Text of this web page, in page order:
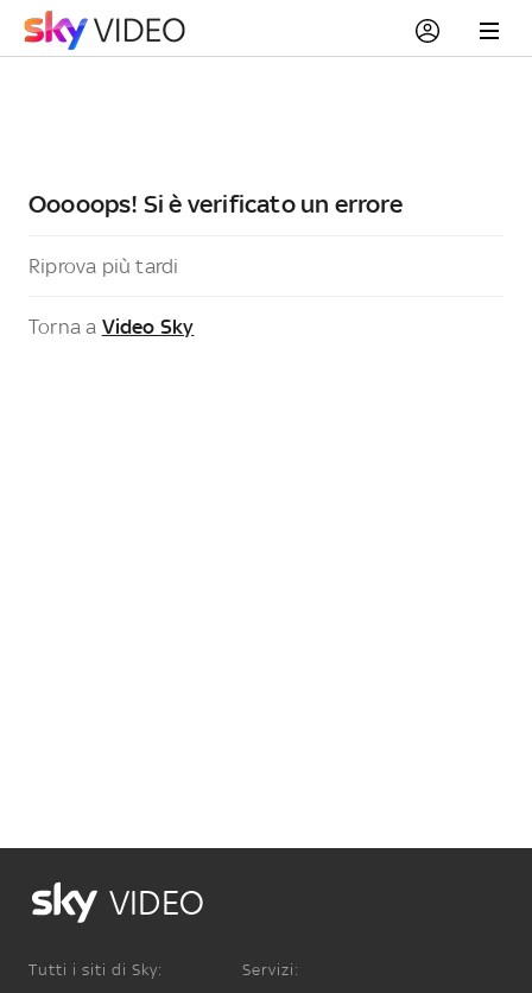
Ooooops! Si è verificato un errore
Riprova più tardi
Torna a Video Sky
VIDEO
Tutti i siti di Sky: Servizi: